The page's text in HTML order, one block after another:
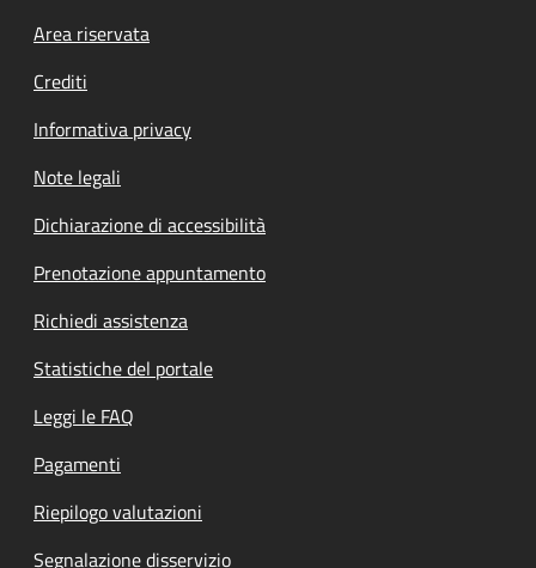
Footer menu
Area riservata
Crediti
Informativa privacy
Note legali
Dichiarazione di accessibilità
Prenotazione appuntamento
Richiedi assistenza
Statistiche del portale
Leggi le FAQ
Pagamenti
Riepilogo valutazioni
Segnalazione disservizio